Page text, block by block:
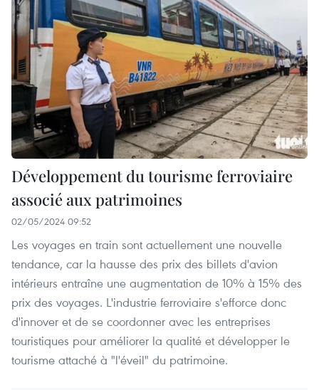
Développement du tourisme ferroviaire
associé aux patrimoines
02/05/2024 09:52
Les voyages en train sont actuellement une nouvelle
tendance, car la hausse des prix des billets d'avion
intérieurs entraîne une augmentation de 10% à 15% des
prix des voyages. L'industrie ferroviaire s'efforce donc
d'innover et de se coordonner avec les entreprises
touristiques pour améliorer la qualité et développer le
tourisme attaché à "l'éveil" du patrimoine.